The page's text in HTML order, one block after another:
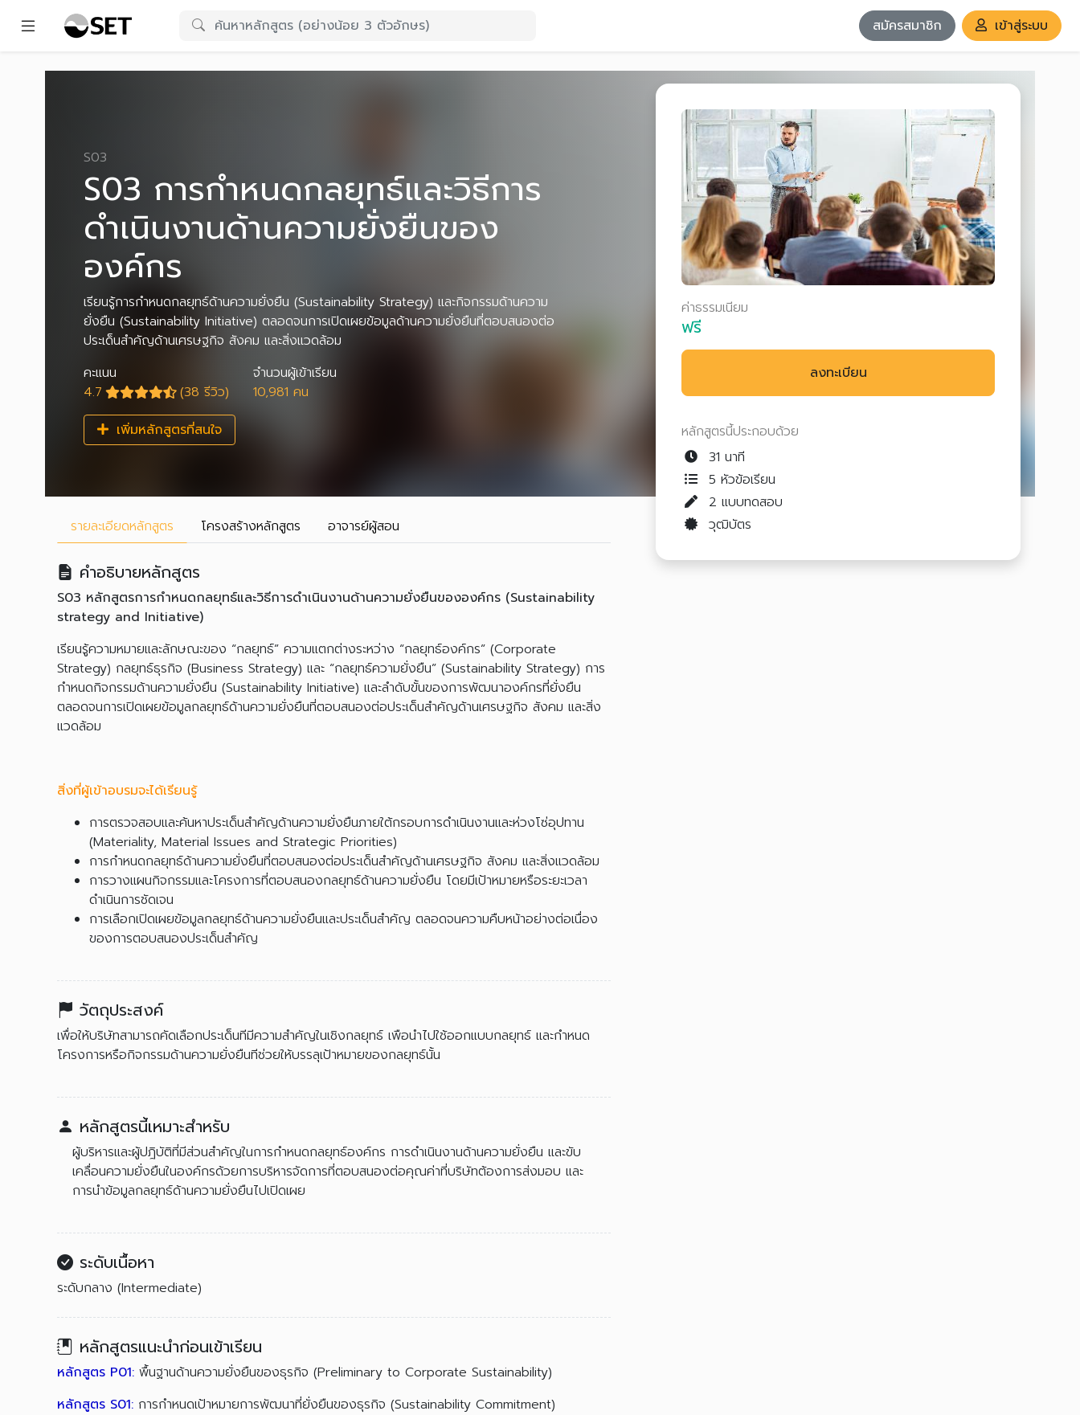
สมัครสมาชิก เข้าสู่ระบบ
S03
S03 การกำหนดกลยุทธ์และวิธีการ
ดำเนินงานด้านความยั่งยืนของ
องค์กร
เรียนรู้การกำหนดกลยุทธ์ด้านความยั่งยืน (Sustainability Strategy) และกิจกรรมด้านความ
ยั่งยืน (Sustainability Initiative) ตลอดจนการเปิดเผยข้อมูลด้านความยั่งยืนที่ตอบสนองต่อ
ประเด็นสำคัญด้านเศรษฐกิจ สังคม และสิ่งแวดล้อม
คะแนน
4.7
(38 รีวิว)
จำนวนผู้เข้าเรียน
10,981 คน
เพิ่มหลักสูตรที่สนใจ
ค่าธรรมเนียม
ฟรี
ลงทะเบียน
หลักสูตรนี้ประกอบด้วย
31 นาที
5 หัวข้อเรียน
2 แบบทดสอบ
วุฒิบัตร
รายละเอียดหลักสูตร โครงสร้างหลักสูตร อาจารย์ผู้สอน
คำอธิบายหลักสูตร
S03 หลักสูตรการกำหนดกลยุทธ์และวิธีการดำเนินงานด้านความยั่งยืนขององค์กร (Sustainability
strategy and Initiative)
เรียนรู้ความหมายและลักษณะของ “กลยุทธ์” ความแตกต่างระหว่าง “กลยุทธ์องค์กร” (Corporate
Strategy) กลยุทธ์ธุรกิจ (Business Strategy) และ “กลยุทธ์ความยั่งยืน” (Sustainability Strategy) การ
กำหนดกิจกรรมด้านความยั่งยืน (Sustainability Initiative) และลำดับขั้นของการพัฒนาองค์กรที่ยั่งยืน
ตลอดจนการเปิดเผยข้อมูลกลยุทธ์ด้านความยั่งยืนที่ตอบสนองต่อประเด็นสำคัญด้านเศรษฐกิจ สังคม และสิ่ง
แวดล้อม
สิ่งที่ผู้เข้าอบรมจะได้เรียนรู้
การตรวจสอบและค้นหาประเด็นสำคัญด้านความยั่งยืนภายใต้กรอบการดำเนินงานและห่วงโซ่อุปทาน
(Materiality, Material Issues and Strategic Priorities)
การกำหนดกลยุทธ์ด้านความยั่งยืนที่ตอบสนองต่อประเด็นสำคัญด้านเศรษฐกิจ สังคม และสิ่งแวดล้อม
การวางแผนกิจกรรมและโครงการที่ตอบสนองกลยุทธ์ด้านความยั่งยืน โดยมีเป้าหมายหรือระยะเวลา
ดำเนินการชัดเจน
การเลือกเปิดเผยข้อมูลกลยุทธ์ด้านความยั่งยืนและประเด็นสำคัญ ตลอดจนความคืบหน้าอย่างต่อเนื่อง
ของการตอบสนองประเด็นสำคัญ
วัตถุประสงค์
เพื่อให้บริษัทสามารถคัดเลือกประเด็นทีมีความสำคัญในเชิงกลยุทธ์ เพือนำไปใช้ออกแบบกลยุทธ์ และกำหนด
โครงการหรือกิจกรรมด้านความยั่งยืนทีช่วยให้บรรลุเป้าหมายของกลยุทธ์นั้น
หลักสูตรนี้เหมาะสำหรับ
ผู้บริหารและผู้ปฎิบัติที่มีส่วนสำคัญในการกำหนดกลยุทธ์องค์กร การดำเนินงานด้านความยั่งยืน และขับ
เคลื่อนความยั่งยืนในองค์กรด้วยการบริหารจัดการที่ตอบสนองต่อคุณค่าที่บริษัทต้องการส่งมอบ และ
การนำข้อมูลกลยุทธ์ด้านความยั่งยืนไปเปิดเผย
ระดับเนื้อหา
ระดับกลาง (Intermediate)
หลักสูตรแนะนำก่อนเข้าเรียน
หลักสูตร P01: พื้นฐานด้านความยั่งยืนของธุรกิจ (Preliminary to Corporate Sustainability)
หลักสูตร S01: การกำหนดเป้าหมายการพัฒนาที่ยั่งยืนของธุรกิจ (Sustainability Commitment)